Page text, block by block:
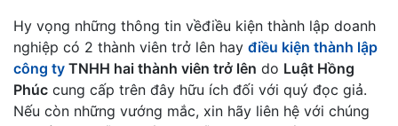
Hy vọng những thông tin vềđiều kiện thành lập doanh
nghiệp có 2 thành viên trở lên hay điều kiện thành lập
công ty TNHH hai thành viên trở lên do Luật Hồng
Phúc cung cấp trên đây hữu ích đối với quý đọc giả.
Nếu còn những vướng mắc, xin hãy liên hệ với chúng